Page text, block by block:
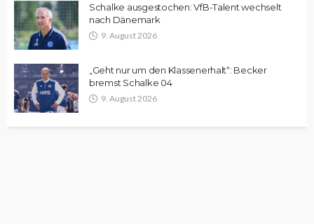
Schalke ausgestochen: VfB-Talent wechselt
nach Dänemark
9. August 2026
„Geht nur um den Klassenerhalt“: Becker
bremst Schalke 04
9. August 2026